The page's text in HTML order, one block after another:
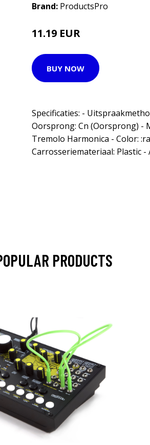
Brand: ProductsPro
11.19 EUR
BUY NOW
Specificaties: -
Oorsprong: Cn (Oorsprong) -
Tremolo Harmonica - Color:
Carrosseriemateriaal: Plastic
PRODUCTS